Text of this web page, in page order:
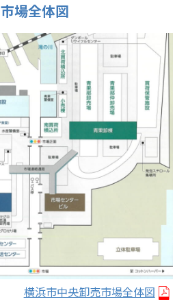
市場全体図
横浜市中央卸売市場全体図